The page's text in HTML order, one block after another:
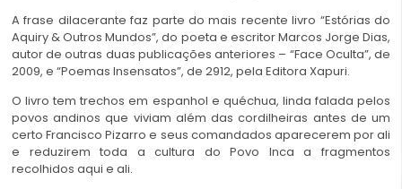
A frase dilacerante faz parte do mais recente livro “Estórias do
Aquiry & Outros Mundos”, do poeta e escritor Marcos Jorge Dias,
autor de outras duas publicações anteriores – “Face Oculta”, de
2009, e “Poemas Insensatos”, de 2912, pela Editora Xapuri.
O livro tem trechos em espanhol e quéchua, linda falada pelos
povos andinos que viviam além das cordilheiras antes de um
certo Francisco Pizarro e seus comandados aparecerem por ali
e reduzirem toda a cultura do Povo Inca a fragmentos
recolhidos aqui e ali.